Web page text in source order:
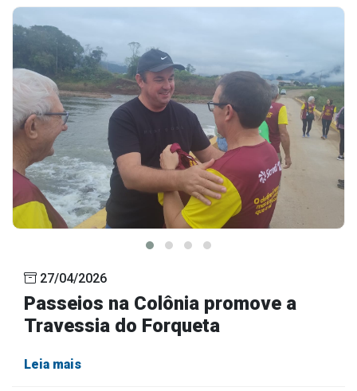
27/04/2026
Passeios na Colônia promove a
Travessia do Forqueta
Leia mais